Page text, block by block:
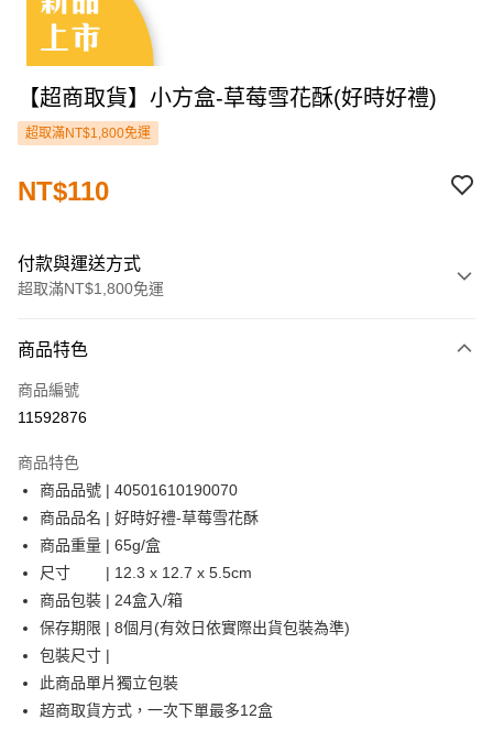
【超商取貨】小方盒-草莓雪花酥(好時好禮)
超取滿NT$1,800免運
NT$110
付款與運送方式
超取滿NT$1,800免運
信用卡一次付款
LINE Pay
ATM付款
運送方式
付款後全家取貨
每筆NT$60，滿NT$1,800(含以上)免運費
付款後萊爾富取貨
每筆NT$60，滿NT$1,800(含以上)免運費
付款後7-11取貨
商品特色
商品編號
11592876
商品特色
商品品號 | 40501610190070
商品品名 | 好時好禮-草莓雪花酥
商品重量 | 65g/盒
尺寸 | 12.3 x 12.7 x 5.5cm
商品包裝 | 24盒入/箱
保存期限 | 8個月(有效日依實際出貨包裝為準)
包裝尺寸 |
此商品單片獨立包裝
超商取貨方式，一次下單最多12盒